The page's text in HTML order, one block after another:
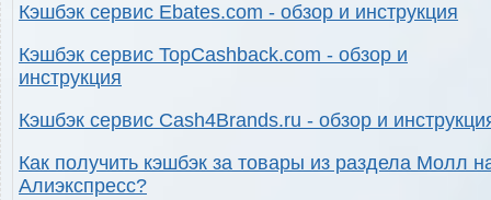
Кэшбэк сервис Ebates.com - обзор и инструкция
Кэшбэк сервис TopCashback.com - обзор и
инструкция
Кэшбэк сервис Cash4Brands.ru - обзор и
Как получить кэшбэк за товары из раздела Молл
Алиэкспресс?